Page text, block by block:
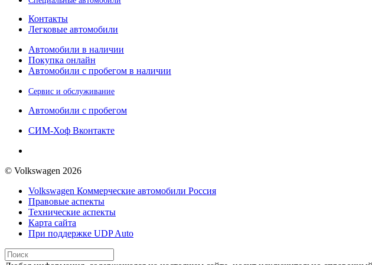
Контакты
Легковые автомобили
Автомобили в наличии
Покупка онлайн
Автомобили с пробегом в наличии
Сервис и обслуживание
Автомобили с пробегом
СИМ-Хоф Вконтакте
© Volkswagen 2026
Volkswagen Коммерческие автомобили Россия
Правовые аспекты
Технические аспекты
Карта сайта
При поддержке UDP Auto